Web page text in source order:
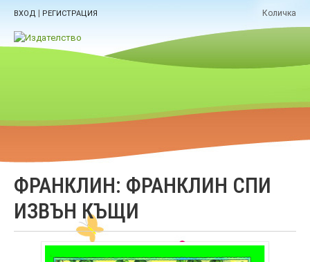
ВХОД | РЕГИСТРАЦИЯ Количка
ФРАНКЛИН: ФРАНКЛИН СПИ
ИЗВЪН КЪЩИ